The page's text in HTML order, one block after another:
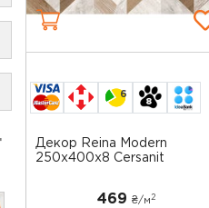
6
Декор Reina Modern
250x400x8 Cersanit
469 ₴/м 2